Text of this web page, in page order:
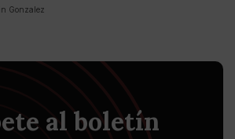
Gonzalez
al boletín